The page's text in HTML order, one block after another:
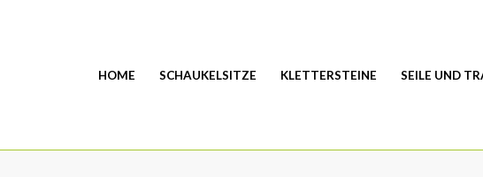
HOME SCHAUKELSITZE KLETTERSTEINE SEILE UND